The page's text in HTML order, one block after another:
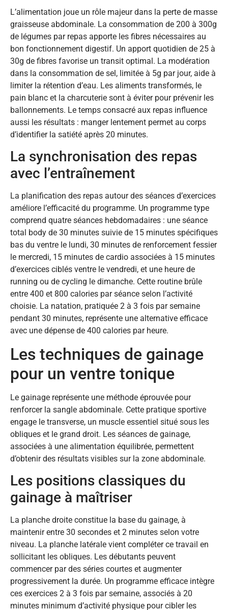
L’alimentation joue un rôle majeur dans la perte de masse
graisseuse abdominale. La consommation de 200 à 300g
de légumes par repas apporte les fibres nécessaires au
bon fonctionnement digestif. Un apport quotidien de 25 à
30g de fibres favorise un transit optimal. La modération
dans la consommation de sel, limitée à 5g par jour, aide à
limiter la rétention d’eau. Les aliments transformés, le
pain blanc et la charcuterie sont à éviter pour prévenir les
ballonnements. Le temps consacré aux repas influence
aussi les résultats : manger lentement permet au corps
d’identifier la satiété après 20 minutes.
La synchronisation des repas
avec l’entraînement
La planification des repas autour des séances d’exercices
améliore l’efficacité du programme. Un programme type
comprend quatre séances hebdomadaires : une séance
total body de 30 minutes suivie de 15 minutes spécifiques
bas du ventre le lundi, 30 minutes de renforcement fessier
le mercredi, 15 minutes de cardio associées à 15 minutes
d’exercices ciblés ventre le vendredi, et une heure de
running ou de cycling le dimanche. Cette routine brûle
entre 400 et 800 calories par séance selon l’activité
choisie. La natation, pratiquée 2 à 3 fois par semaine
pendant 30 minutes, représente une alternative efficace
avec une dépense de 400 calories par heure.
Les techniques de gainage
pour un ventre tonique
Le gainage représente une méthode éprouvée pour
renforcer la sangle abdominale. Cette pratique sportive
engage le transverse, un muscle essentiel situé sous les
obliques et le grand droit. Les séances de gainage,
associées à une alimentation équilibrée, permettent
d’obtenir des résultats visibles sur la zone abdominale.
Les positions classiques du
gainage à maîtriser
La planche droite constitue la base du gainage, à
maintenir entre 30 secondes et 2 minutes selon votre
niveau. La planche latérale vient compléter ce travail en
sollicitant les obliques. Les débutants peuvent
commencer par des séries courtes et augmenter
progressivement la durée. Un programme efficace intègre
ces exercices 2 à 3 fois par semaine, associés à 20
minutes minimum d’activité physique pour cibler les